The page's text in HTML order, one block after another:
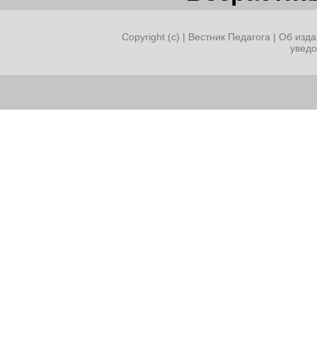
Copyright (c) | Вестник Педагога | Об